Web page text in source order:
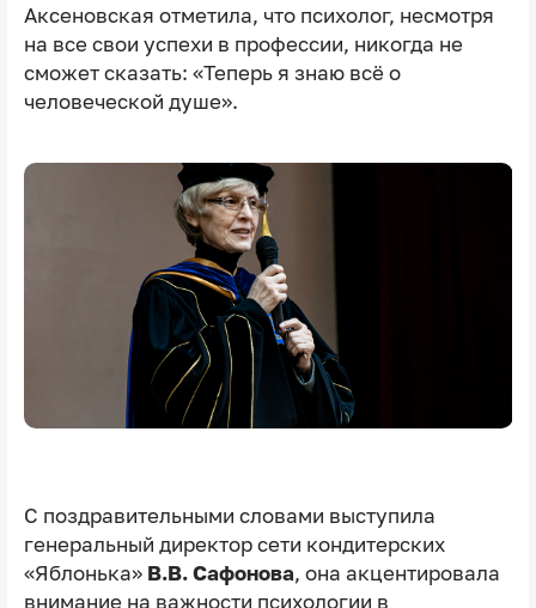
Аксеновская отметила, что психолог, несмотря
на все свои успехи в профессии, никогда не
сможет сказать: «Теперь я знаю всё о
человеческой душе».
С поздравительными словами выступила
генеральный директор сети кондитерских
«Яблонька» В.В. Сафонова, она акцентировала
внимание на важности психологии в